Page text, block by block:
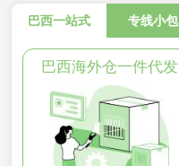
巴西一站式 专线小包
巴西海外仓一件代发